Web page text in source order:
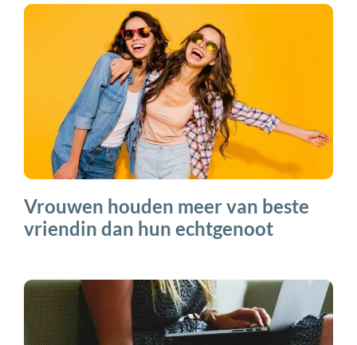
Vrouwen houden meer van beste
vriendin dan hun echtgenoot